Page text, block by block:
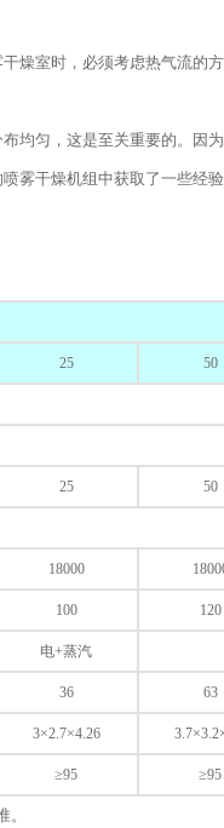
燥室时，必须考虑热气流
均匀，这是至关重要的。因
雾干燥机组中获取了一些经验
25 50
25 50
18000
100 120
电+蒸汽
36 63
3×2.7×4.26
≥95 ≥95